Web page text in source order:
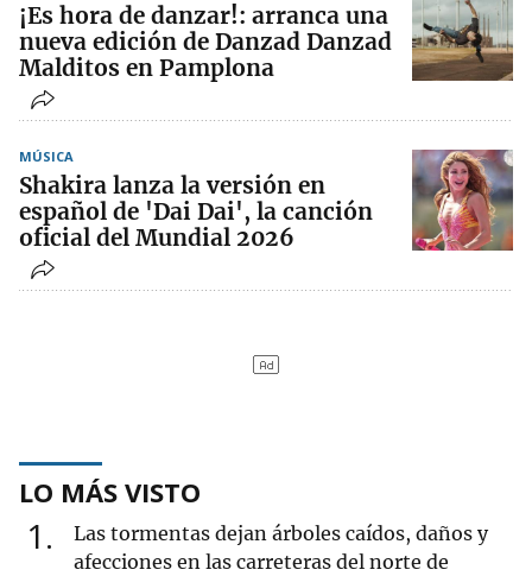
¡Es hora de danzar!: arranca una
nueva edición de Danzad Danzad
Malditos en Pamplona
MÚSICA
Shakira lanza la versión en
español de 'Dai Dai', la canción
oficial del Mundial 2026
LO MÁS VISTO
1
Las tormentas dejan árboles caídos, daños y
afecciones en las carreteras del norte de